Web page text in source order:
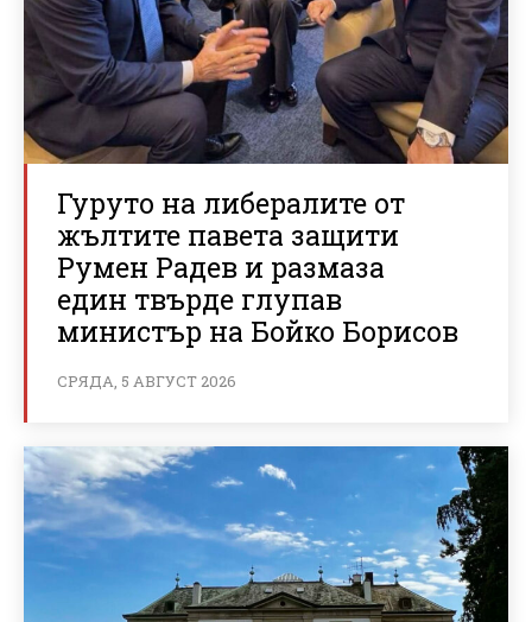
Гуруто на либералите от
жълтите павета защити
Румен Радев и размаза
един твърде глупав
министър на Бойко Борисов
СРЯДА, 5 АВГУСТ 2026